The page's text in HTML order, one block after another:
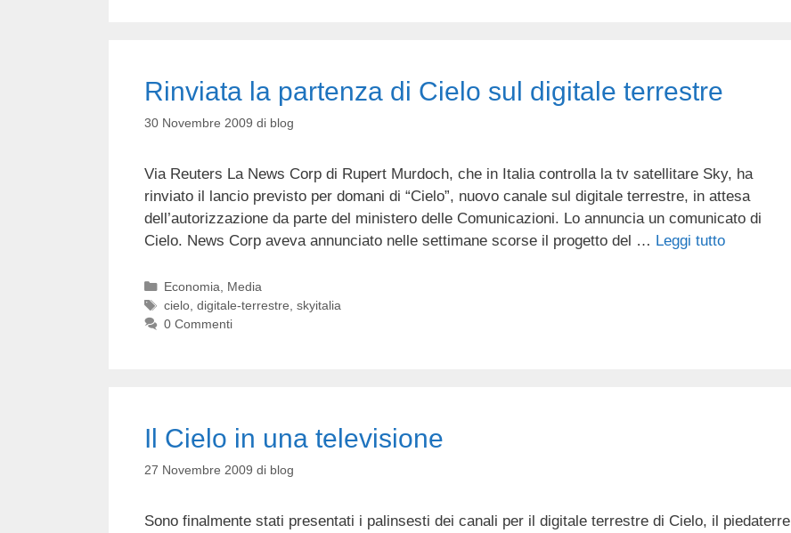
Rinviata la partenza di Cielo sul digitale terrestre
30 Novembre 2009 di blog
Via Reuters La News Corp di Rupert Murdoch, che in Italia controlla la tv satellitare Sky, ha
rinviato il lancio previsto per domani di “Cielo”, nuovo canale sul digitale terrestre, in attesa
dell’autorizzazione da parte del ministero delle Comunicazioni. Lo annuncia un comunicato di
Cielo. News Corp aveva annunciato nelle settimane scorse il progetto del … Leggi tutto
Categorie
Economia
Media
Tag
cielo, digitale-terrestre skyitalia
0 Commenti
Il Cielo in una televisione
27 Novembre 2009 di blog
Sono finalmente stati presentati i palinsesti dei canali per il digitale terrestre di Cielo, il piedaterre